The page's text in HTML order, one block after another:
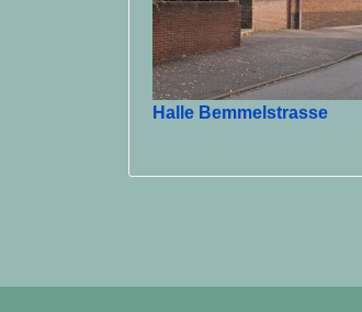
Halle Bemmelstrasse